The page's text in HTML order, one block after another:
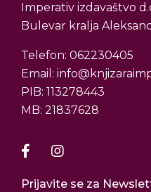
Imperativ izdavaštvo
Bulevar kralja
Telefon: 062230405
Email:
PIB: 113278443
MB: 21837628
Prijavite se za